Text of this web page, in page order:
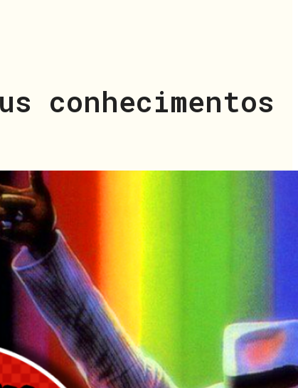
conhecimentos